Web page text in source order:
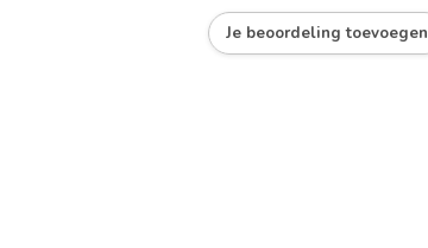
Je beoordeling toevoegen